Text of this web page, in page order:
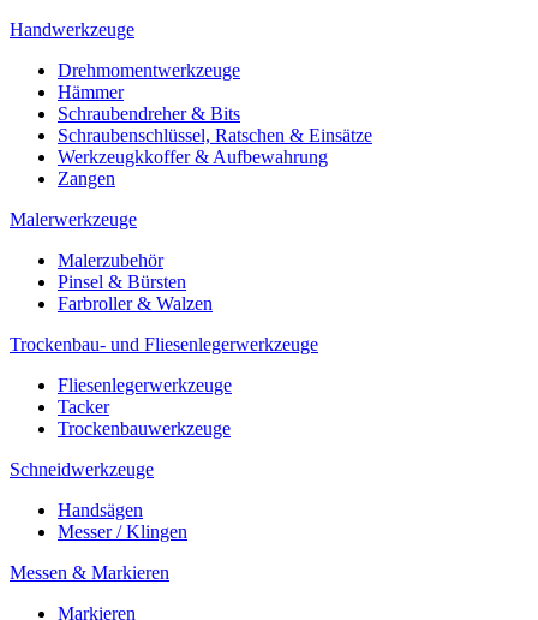
Handwerkzeuge
Drehmomentwerkzeuge
Hämmer
Schraubendreher & Bits
Schraubenschlüssel, Ratschen & Einsätze
Werkzeugkkoffer & Aufbewahrung
Zangen
Malerwerkzeuge
Malerzubehör
Pinsel & Bürsten
Farbroller & Walzen
Trockenbau- und Fliesenlegerwerkzeuge
Fliesenlegerwerkzeuge
Tacker
Trockenbauwerkzeuge
Schneidwerkzeuge
Handsägen
Messer / Klingen
Messen & Markieren
Markieren